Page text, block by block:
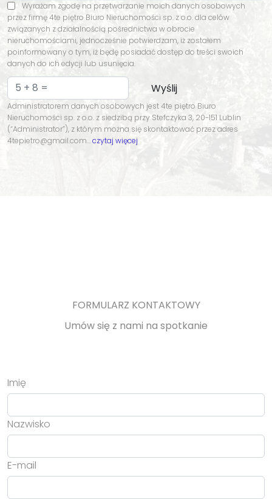
Wyrażam zgodę na przetwarzanie moich danych osobowych
przez firmę 4te piętro Biuro Nieruchomości sp. z o.o. dla celów
związanych z działalnością pośrednictwa w obrocie
nieruchomościami, jednocześnie potwierdzam, iż zostałem
poinformowany o tym, iż będę posiadać dostęp do treści swoich
danych do ich edycji lub usunięcia.
Administratorem danych osobowych jest 4te piętro Biuro
Nieruchomości sp. z o.o. z siedzibą przy Stefczyka 3, 20-151 Lublin
(“Administrator”), z którym można się skontaktować przez adres
4tepietro@gmail.com…czytaj więcej
FORMULARZ KONTAKTOWY
Umów się z nami na spotkanie
Imię
Nazwisko
E-mail